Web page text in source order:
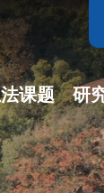
课题
省哲社课题
省新型智库课...
研